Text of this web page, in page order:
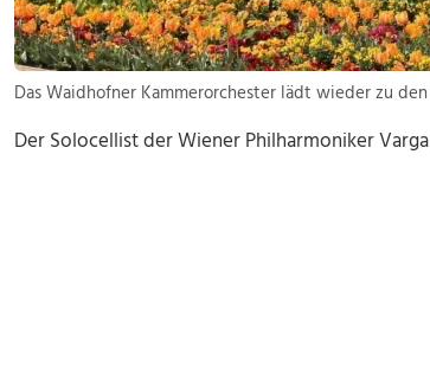
Das Waidhofner Kammerorchester lädt wieder zu
Der Solocellist der Wiener Philharmoniker